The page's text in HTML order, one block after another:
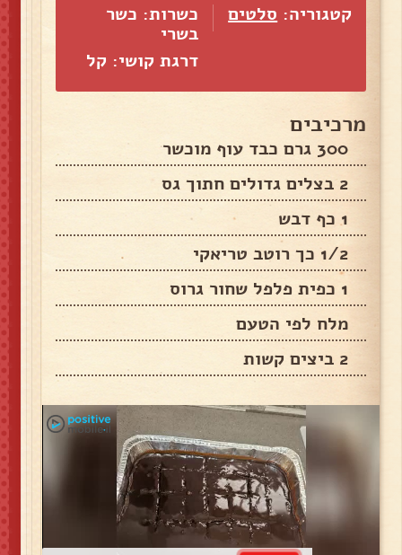
קטגוריה: סלטים
כשרות: כשר
בשרי
דרגת קושי: קל
מרכיבים
300 גרם כבד עוף מוכשר
2 בצלים גדולים חתוך גס
1 כף דבש
1/2 כך רוטב טריאקי
1 כפית פלפל שחור גרוס
מלח לפי הטעם
2 ביצים קשות